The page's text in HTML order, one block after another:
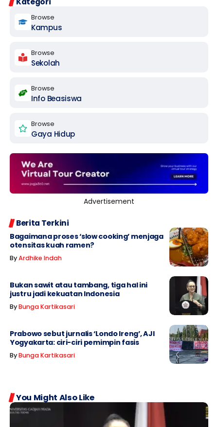
Browse
Kampus
Browse
Sekolah
Browse
Info Beasiswa
Browse
Gaya Hidup
Advertisement
Berita Terkini
Bagaimana proses ‘slow cooking’ menjaga
otensitas kuah ramen?
ByArdhike Indah
Bukan sawit atau tambang, tiga hal ini
justru jadi kekuatan Indonesia
ByBunga Kartikasari
Prabowo sebut jurnalis ‘Londo Ireng’, AJI
Yogyakarta: ciri-ciri pemimpin fasis
ByBunga Kartikasari
You Might Also Like